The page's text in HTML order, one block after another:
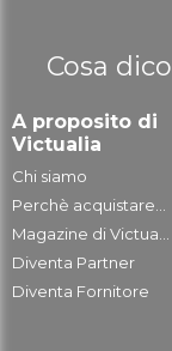
Cosa
A proposito di
Victualia
Chi siamo
Perchè acquistare...
Magazine di Victua...
Diventa Partner
Diventa Fornitore